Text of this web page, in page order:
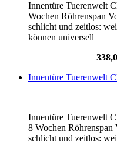
Innentüre Tuerenwelt
Wochen Röhrenspan
schlicht und zeitlos:
können universell
Innentüre Tuerenwelt
Innentüre Tuerenwelt
8 Wochen
schlicht und zeitlos: